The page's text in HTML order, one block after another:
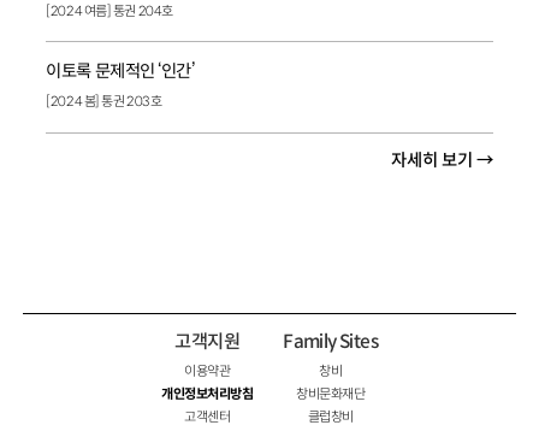
[2024 여름] 통권 204호
이토록 문제적인 ‘인간’
[2024 봄] 통권 203호
자세히 보기 →
고객지원
이용약관
개인정보처리방침
고객센터
Family Sites
창비
창비문화재단
클럽창비